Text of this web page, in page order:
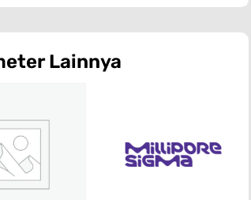
Lainnya